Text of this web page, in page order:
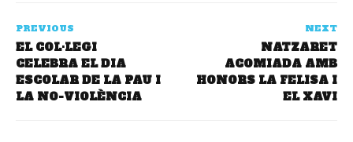
PREVIOUS
EL COL·LEGI
CELEBRA EL DIA
ESCOLAR DE LA PAU I
LA NO-VIOLÈNCIA
NEXT
NATZARET
ACOMIADA AMB
HONORS LA FELISA I
EL XAVI